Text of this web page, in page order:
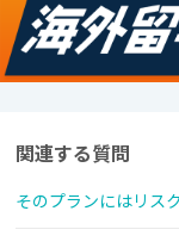
関連する質問
そのプランにはリス